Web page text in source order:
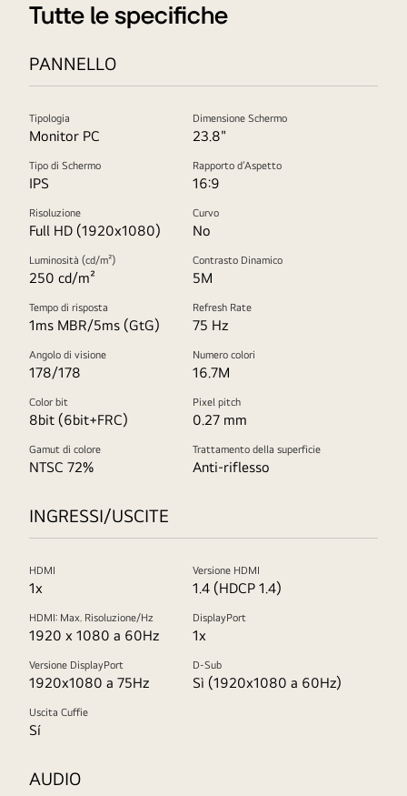
Tutte le specifiche
PANNELLO
Tipologia
Monitor PC
Dimensione Schermo
23.8"
Tipo di Schermo
IPS
Rapporto d’Aspetto
16:9
Risoluzione
Full HD (1920x1080)
Curvo
No
Luminosità (cd/m²)
250 cd/m²
Contrasto Dinamico
5M
Tempo di risposta
1ms MBR/5ms (GtG)
Refresh Rate
75 Hz
Angolo di visione
178/178
Numero colori
16.7M
Color bit
8bit (6bit+FRC)
Pixel pitch
0.27 mm
Gamut di colore
NTSC 72%
Trattamento della superficie
Anti-riflesso
INGRESSI/USCITE
HDMI
1x
Versione HDMI
1.4 (HDCP 1.4)
HDMI: Max. Risoluzione/Hz
1920 x 1080 a 60Hz
DisplayPort
1x
Versione DisplayPort
1920x1080 a 75Hz
D-Sub
Sì (1920x1080 a 60Hz)
Uscita Cuffie
Sí
AUDIO